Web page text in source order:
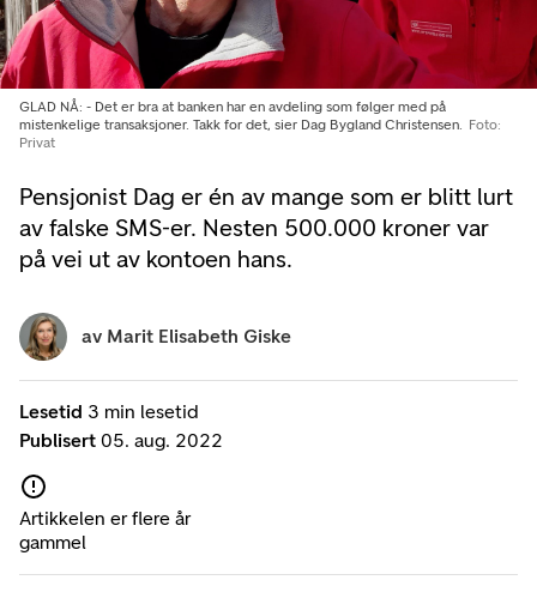
Pensjonist Dag er én av mange som er blitt lurt
av falske SMS-er. Nesten 500.000 kroner var
på vei ut av kontoen hans.
GLAD NÅ: - Det er bra at banken har en avdeling som følger med på
mistenkelige transaksjoner. Takk for det, sier Dag Bygland Christensen.
Foto:
Privat
Lesetid 3 min lesetid
Publisert 05. aug. 2022
Artikkelen er flere år
gammel
av Marit Elisabeth Giske